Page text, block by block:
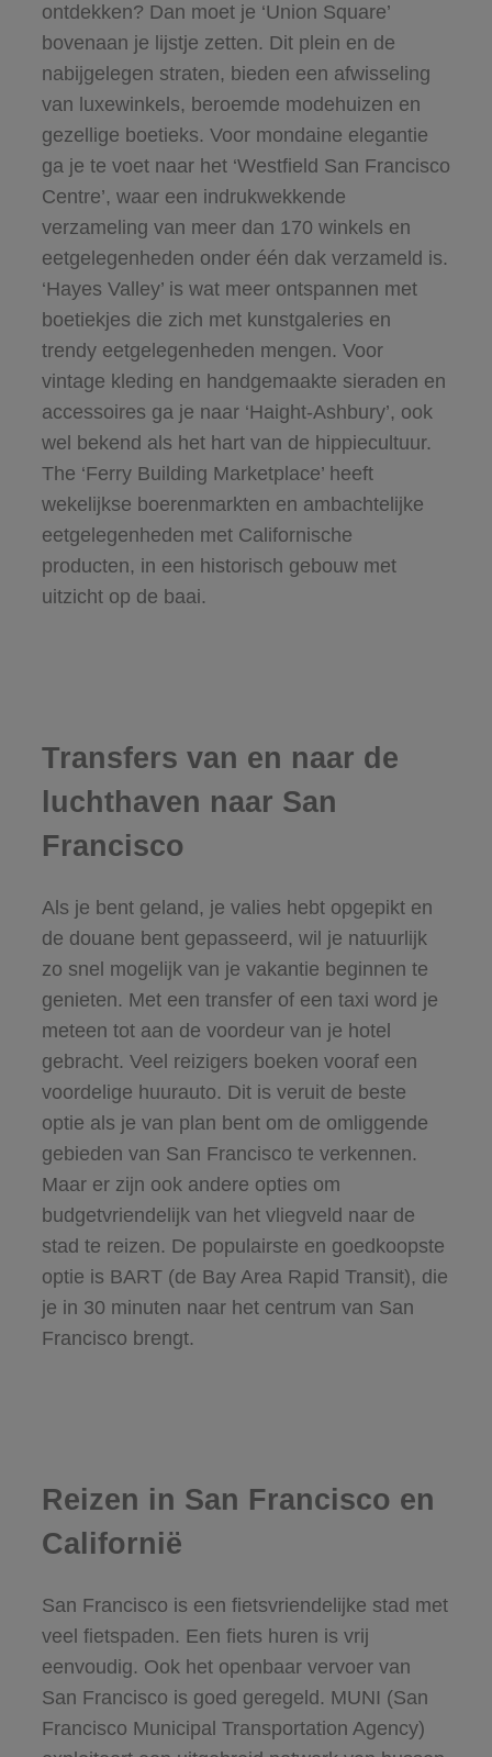
ontdekken? Dan moet je ‘Union Square’
bovenaan je lijstje zetten. Dit plein en de
nabijgelegen straten, bieden een afwisseling
van luxewinkels, beroemde modehuizen en
gezellige boetieks. Voor mondaine elegantie
ga je te voet naar het ‘Westfield San Francisco
Centre’, waar een indrukwekkende
verzameling van meer dan 170 winkels en
eetgelegenheden onder één dak verzameld is.
‘Hayes Valley’ is wat meer ontspannen met
boetiekjes die zich met kunstgaleries en
trendy eetgelegenheden mengen. Voor
vintage kleding en handgemaakte sieraden en
accessoires ga je naar ‘Haight-Ashbury’, ook
wel bekend als het hart van de hippiecultuur.
The ‘Ferry Building Marketplace’ heeft
wekelijkse boerenmarkten en ambachtelijke
eetgelegenheden met Californische
producten, in een historisch gebouw met
uitzicht op de baai.
Transfers van en naar de
luchthaven naar San
Francisco
Als je bent geland, je valies hebt opgepikt en
de douane bent gepasseerd, wil je natuurlijk
zo snel mogelijk van je vakantie beginnen te
genieten. Met een transfer of een taxi word je
meteen tot aan de voordeur van je hotel
gebracht. Veel reizigers boeken vooraf een
voordelige huurauto. Dit is veruit de beste
optie als je van plan bent om de omliggende
gebieden van San Francisco te verkennen.
Maar er zijn ook andere opties om
budgetvriendelijk van het vliegveld naar de
stad te reizen. De populairste en goedkoopste
optie is BART (de Bay Area Rapid Transit), die
je in 30 minuten naar het centrum van San
Francisco brengt.
Reizen in San Francisco en
Californië
San Francisco is een fietsvriendelijke stad met
veel fietspaden. Een fiets huren is vrij
eenvoudig. Ook het openbaar vervoer van
San Francisco is goed geregeld. MUNI (San
Francisco Municipal Transportation Agency)